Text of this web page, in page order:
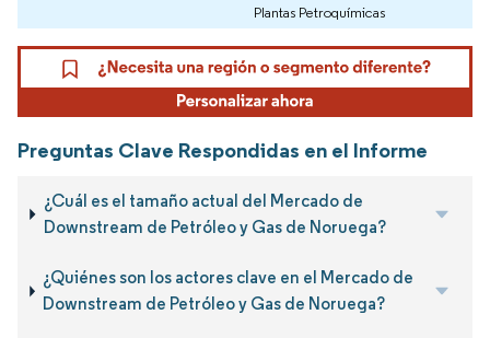
Plantas Petroquímicas
Preguntas Clave Respondidas en el Informe
¿Cuál es el tamaño actual del Mercado de
Downstream de Petróleo y Gas de Noruega?
¿Quiénes son los actores clave en el Mercado de
Downstream de Petróleo y Gas de Noruega?